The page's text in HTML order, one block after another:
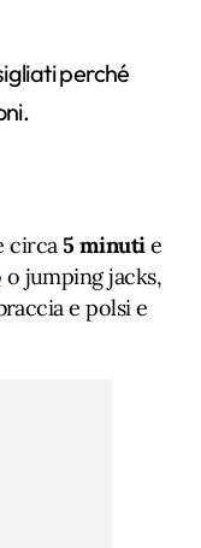
perché
circa5 minutie
o jumping jacks,
e polsi e